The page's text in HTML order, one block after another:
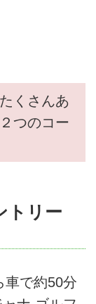
くさんあ
つのコー
トリー
車で約50分